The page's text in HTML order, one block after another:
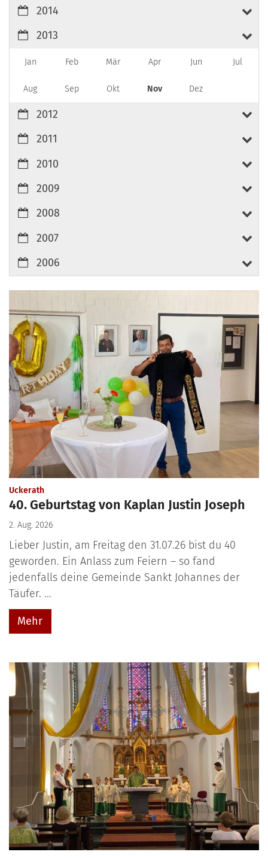
2014
2013
Jan Feb Mär Apr Jun Jul
Aug Sep Okt Nov Dez
2012
2011
2010
2009
2008
2007
2006
Uckerath:
40. Geburtstag von Kaplan Justin Joseph
2. Aug. 2026
Lieber Justin, am Freitag den 31.07.26 bist du 40
geworden. Ein Anlass zum Feiern – so fand
jedenfalls deine Gemeinde Sankt Johannes der
Täufer. ...
Mehr